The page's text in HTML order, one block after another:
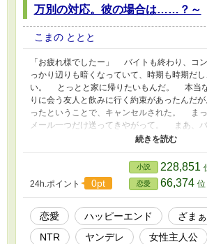
万別の対応。彼の場合は……？～
こまの ととと
「お疲れ様でしたー」 バイトも終わり、
っかり辺りも暗くなっていて、時期も時期だ
い。 とっとと家に帰りたいもんだ。 本当
りに会う友人と飲みに行く約束があったんだ
ったということで、キャンセルされた。 まっ
メール一つだけ送ってきやがって。 まあ、
かって来ても困るか。 それはそれとして。
彼女が持っている、それだけで心が温まるこ
思えば高校生から今日まで付き合ってきて六
俺みたいなうだつの上がらないフリーターに
だから、本当に頭が上がらないぜ。 そんな献
浮かべながら気づくと自宅アパート前まで来
がって、自分の部屋までたどり着く。 さあ、
の笑顔で癒すぞ。 そう思ってゆっくりと扉を
「あれ？」
24h.ポイント 0pt
小説 228,851
恋愛 66,374
恋愛 ハッピーエンド ざまぁ
NTR
ヤンデレ 女性主人公